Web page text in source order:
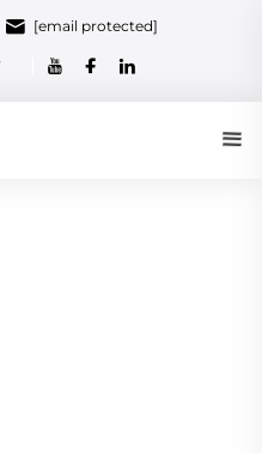
[email protected]